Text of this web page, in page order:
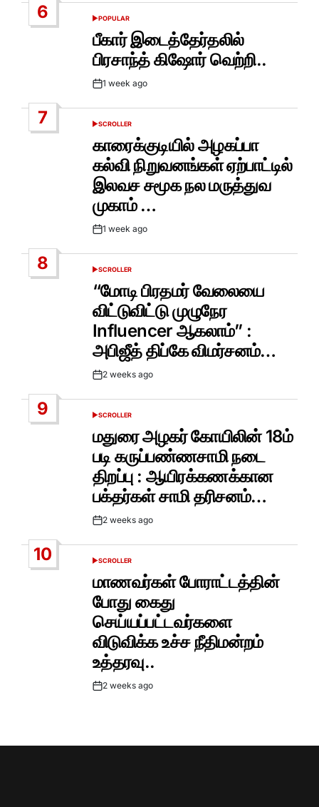
6
POSTED
POPULAR
பீகார் இடைத்தேர்தலில்
பிரசாந்த் கிஷோர் வெற்றி..
Post1 week ago
7
POSTED
SCROLLER
காரைக்குடியில் அழகப்பா
கல்வி நிறுவனங்கள் ஏற்பாட்டில்
இலவச சமூக நல மருத்துவ
முகாம் …
Post1 week ago
8
POSTED
SCROLLER
“மோடி பிரதமர் வேலையை
விட்டுவிட்டு முழுநேர
Influencer ஆகலாம்” :
அபிஜீத் திப்கே விமர்சனம்…
Post2 weeks ago
9
POSTED
SCROLLER
மதுரை அழகர் கோயிலின் 18ம்
படி கருப்பண்ணசாமி நடை
திறப்பு : ஆயிரக்கணக்கான
பக்தர்கள் சாமி தரிசனம்…
Post2 weeks ago
10
POSTED
SCROLLER
மாணவர்கள் போராட்டத்தின்
போது கைது
செய்யப்பட்டவர்களை
விடுவிக்க உச்ச நீதிமன்றம்
உத்தரவு..
Post2 weeks ago